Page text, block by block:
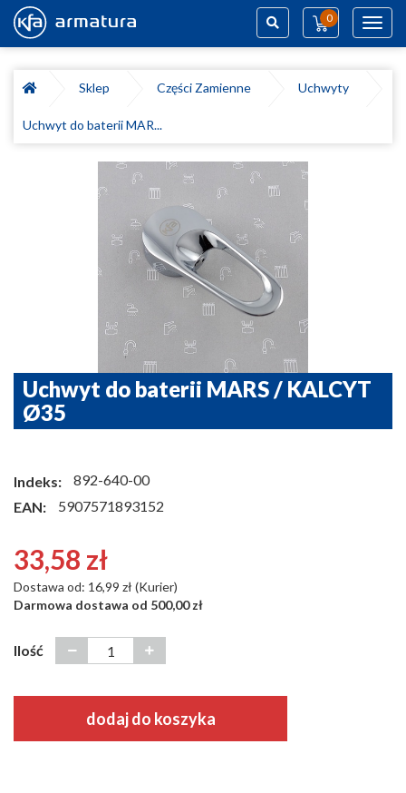
0
Sklep
Części Zamienne Uchwyty
Uchwyt do baterii MAR...
Uchwyt do baterii MARS / KALCYT
Ø35
Indeks:
892-640-00
EAN:
5907571893152
33,58 zł
Dostawa od: 16,99 zł (Kurier)
Darmowa dostawa od 500,00 zł
Ilość
dodaj do koszyka